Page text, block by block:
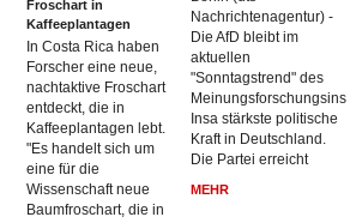
Froschart in
Kaffeeplantagen
In Costa Rica haben
Forscher eine neue,
nachtaktive Froschart
entdeckt, die in
Kaffeeplantagen lebt.
"Es handelt sich um
eine für die
Wissenschaft neue
Baumfroschart, die in
Nachrichtenagentur) -
Die AfD bleibt im
aktuellen
"Sonntagstrend" des
Insa stärkste politische
Kraft in Deutschland.
Die Partei erreicht
MEHR